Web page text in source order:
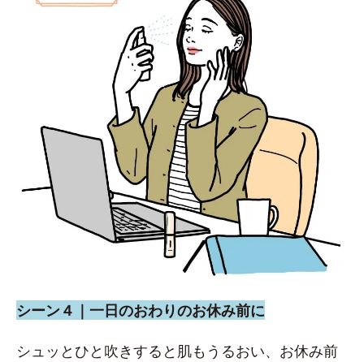
シーン４｜一日のおわりのお休み前に
シュッとひと吹きすると肌もうるおい、お休み前